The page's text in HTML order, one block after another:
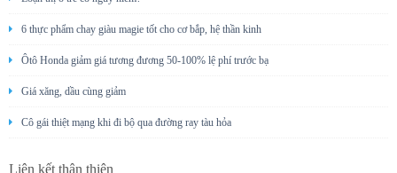
6 thực phẩm chay giàu magie tốt cho cơ bắp, hệ thần kinh
Ôtô Honda giảm giá tương đương 50-100% lệ phí trước bạ
Giá xăng, dầu cùng giảm
Cô gái thiệt mạng khi đi bộ qua đường ray tàu hỏa
Liên kết thân thiện